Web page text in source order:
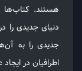
هستند. کتاب‌ها
دنیای جدیدی را
جدیدی را به
اطرافیان در